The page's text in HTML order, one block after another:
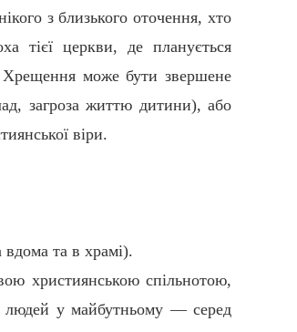
з близького оточення, хто
тієї церкви, де планується
може бути звершене
загроза життю дитини), або
віри.
вдома та в храмі).
християнською спільнотою,
людей у майбутньому — серед